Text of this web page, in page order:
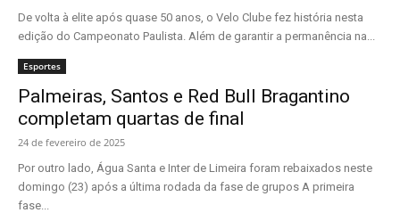
De volta à elite após quase 50 anos, o Velo Clube fez história nesta
edição do Campeonato Paulista. Além de garantir a permanência na...
Esportes
Palmeiras, Santos e Red Bull Bragantino
completam quartas de final
24 de fevereiro de 2025
Por outro lado, Água Santa e Inter de Limeira foram rebaixados neste
domingo (23) após a última rodada da fase de grupos A primeira
fase...